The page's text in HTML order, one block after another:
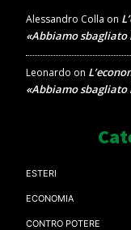
Alessandro Colla on
«Abbiamo sbagliato
Leonardo on
«Abbiamo sbagliato
ESTERI
ECONOMIA
CONTRO POTERE